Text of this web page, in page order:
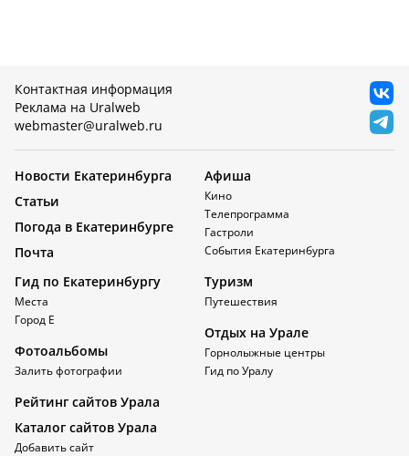
Контактная информация
Реклама на Uralweb
webmaster@uralweb.ru
Новости Екатеринбурга
Статьи
Погода в Екатеринбурге
Почта
Афиша
Кино
Телепрограмма
Гастроли
События Екатеринбурга
Гид по Екатеринбургу
Места
Город Е
Фотоальбомы
Залить фотографии
Туризм
Путешествия
Отдых на Урале
Горнолыжные центры
Гид по Уралу
Рейтинг сайтов Урала
Каталог сайтов Урала
Добавить сайт